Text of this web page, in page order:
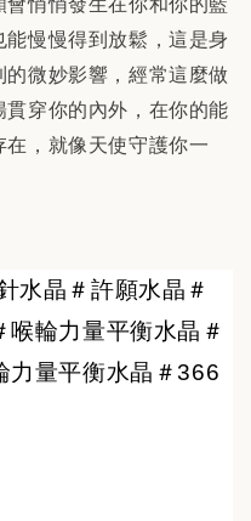
悄悄發生在你和你的藍
慢慢得到放鬆，這是身
微妙影響，經常這麼做
穿你的內外，在你的能
，就像天使守護你一
水晶＃許願水晶＃
輪力量平衡水晶＃
力量平衡水晶＃366